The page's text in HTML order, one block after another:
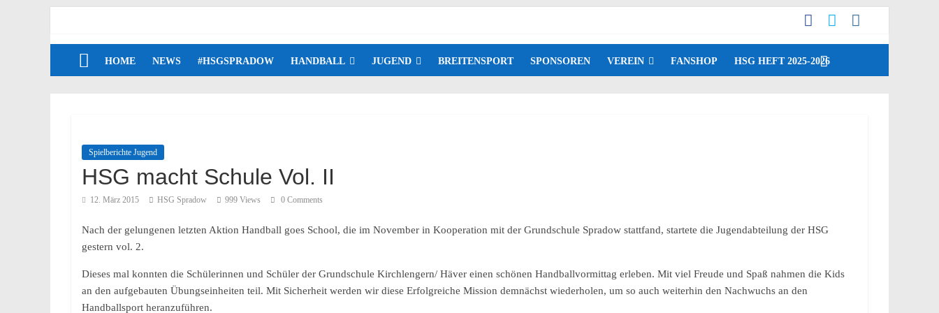
HOME NEWS #HSGSPRADOW HANDBALL JUGEND BREITENSPORT SPONSOREN VEREIN FANSHOP HSG HEFT 2025-2026
Spielberichte Jugend
HSG macht Schule Vol. II
12. März 2015 HSG Spradow 999 Views 0 Comments
Nach der gelungenen letzten Aktion Handball goes School, die im November in Kooperation mit der Grundschule Spradow stattfand, startete die Jugendabteilung der HSG
gestern vol. 2.
Dieses mal konnten die Schülerinnen und Schüler der Grundschule Kirchlengern/ Häver einen schönen Handballvormittag erleben. Mit viel Freude und Spaß nahmen die Kids
an den aufgebauten Übungseinheiten teil. Mit Sicherheit werden wir diese Erfolgreiche Mission demnächst wiederholen, um so auch weiterhin den Nachwuchs an den
Handballsport heranzuführen.